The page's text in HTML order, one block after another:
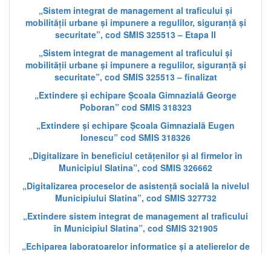
„Sistem integrat de management al traficului și
mobilității urbane și impunere a regulilor, siguranță și
securitate”, cod SMIS 325513 – Etapa II
„Sistem integrat de management al traficului și
mobilității urbane și impunere a regulilor, siguranță și
securitate”, cod SMIS 325513 – finalizat
„Extindere și echipare Școala Gimnazială George
Poboran” cod SMIS 318323
„Extindere și echipare Școala Gimnazială Eugen
Ionescu” cod SMIS 318326
„Digitalizare în beneficiul cetățenilor și al firmelor în
Municipiul Slatina”, cod SMIS 326662
„Digitalizarea proceselor de asistență socială la nivelul
Municipiului Slatina”, cod SMIS 327732
„Extindere sistem integrat de management al traficului
în Municipiul Slatina”, cod SMIS 321905
„Echiparea laboratoarelor informatice și a atelierelor de